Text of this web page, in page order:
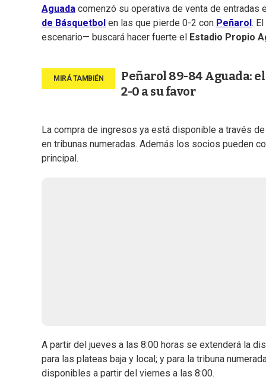
Aguada comenzó su operativa de venta de entradas
de Básquetbol en las que pierde 0-2 con Peñarol .
escenario— buscará hacer fuerte el
Estadio Propio
Peñarol 89-84 Aguada:
2-0 a su favor
La compra de ingresos ya está disponible a través de
en tribunas numeradas. Además los socios pueden
principal.
A partir del jueves a las 8:00 horas se extenderá la
para las plateas baja y local; y para la tribuna
disponibles a partir del viernes a las 8:00.